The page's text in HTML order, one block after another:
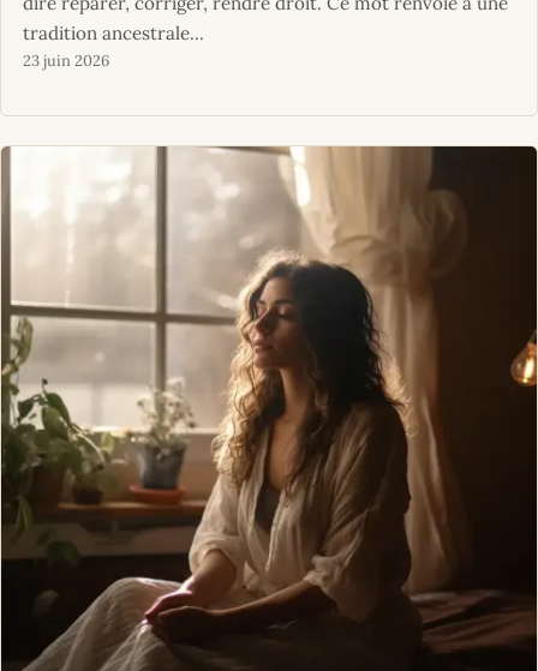
tradition ancestrale...
23 juin 2026